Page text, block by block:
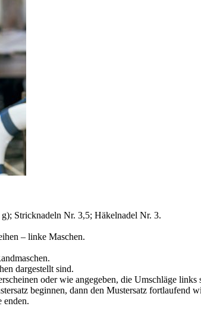
Stricknadeln Nr. 3,5; Häkelnadel Nr. 3.
– linke Maschen.
dargestellt sind.
oder wie angegeben, die Umschläge links
beginnen, dann den Mustersatz fortlaufend
enden.